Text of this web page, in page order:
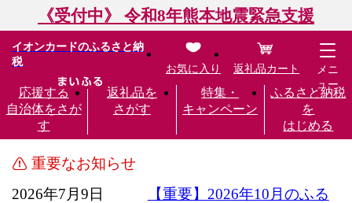
《受付中》 令和8年熊本地震緊急支援
イオンカードのふるさと納
税
応援する
自治体をさが
す
返礼品を
さがす
特集・
キャンペーン
ふるさと納税
を
はじめる
お気に入り 返礼品カート
メニ
ュー
重要なお知らせ
2026年7月9日
【重要】2026年10月のふる